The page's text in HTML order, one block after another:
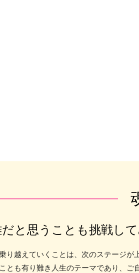
だと思うことも挑戦し
り越えていくことは、次のステージ
とも有り難き人生のテーマであり、